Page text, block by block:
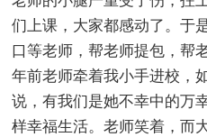
们上课，大家都感动了。于
口等老师，帮老师提包，帮
年前老师牵着我小手进校，
说，有我们是她不幸中的万
样幸福生活。老师笑着，而